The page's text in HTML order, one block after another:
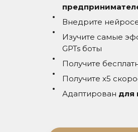
Внедрите
Изучите самые
GPTs боты
Получите
Получите х5
Адаптирован для